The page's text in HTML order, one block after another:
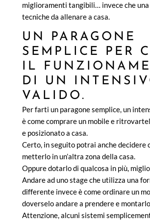
miglioramenti tangibili… invece che una
tecniche da allenare a casa.
UN PARAGONE
SEMPLICE PER
IL
DI UN
VALIDO.
Per farti un paragone semplice, un
è come comprare un mobile e
e posizionato a casa.
Certo, in seguito potrai anche decidere
metterlo in un’altra zona della casa.
Oppure dotarlo di qualcosa in più,
Andare ad uno stage che utilizza una
differente invece è come ordinare un
doverselo andare a prendere e
Attenzione, alcuni sistemi